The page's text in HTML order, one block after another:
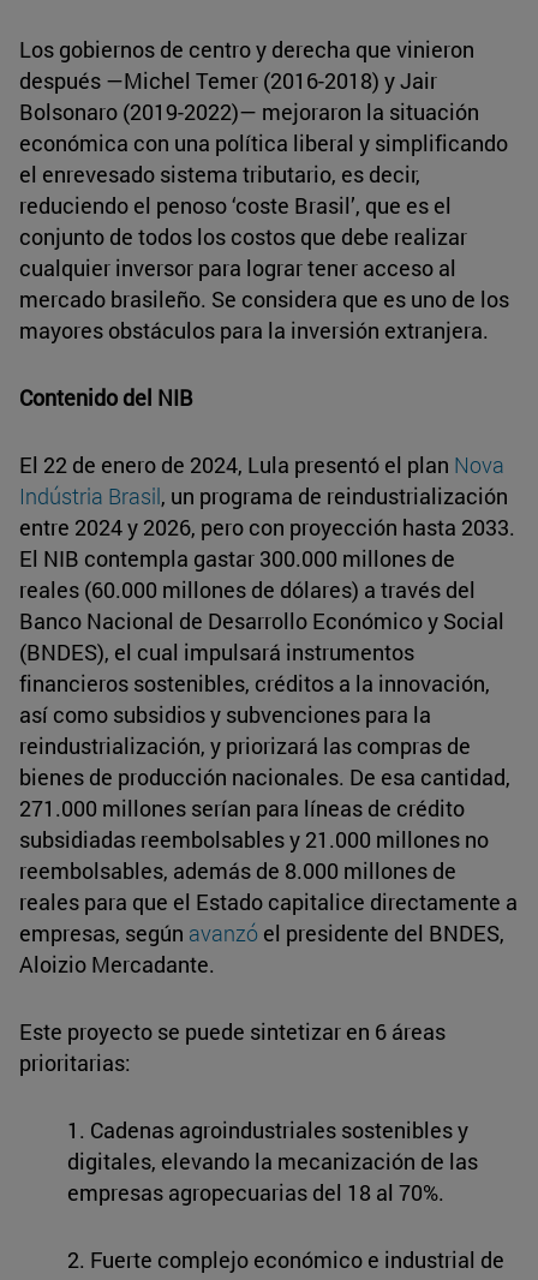
Los gobiernos de centro y derecha que vinieron
después —Michel Temer (2016-2018) y Jair
Bolsonaro (2019-2022)— mejoraron la situación
económica con una política liberal y simplificando
el enrevesado sistema tributario, es decir,
reduciendo el penoso ‘coste Brasil’, que es el
conjunto de todos los costos que debe realizar
cualquier inversor para lograr tener acceso al
mercado brasileño. Se considera que es uno de los
mayores obstáculos para la inversión extranjera.
Contenido del NIB
El 22 de enero de 2024, Lula presentó el plan Nova
Indústria Brasil, un programa de reindustrialización
entre 2024 y 2026, pero con proyección hasta 2033.
El NIB contempla gastar 300.000 millones de
reales (60.000 millones de dólares) a través del
Banco Nacional de Desarrollo Económico y Social
(BNDES), el cual impulsará instrumentos
financieros sostenibles, créditos a la innovación,
así como subsidios y subvenciones para la
reindustrialización, y priorizará las compras de
bienes de producción nacionales. De esa cantidad,
271.000 millones serían para líneas de crédito
subsidiadas reembolsables y 21.000 millones no
reembolsables, además de 8.000 millones de
reales para que el Estado capitalice directamente a
empresas, según avanzó el presidente del BNDES,
Aloizio Mercadante.
Este proyecto se puede sintetizar en 6 áreas
prioritarias:
1. Cadenas agroindustriales sostenibles y
digitales, elevando la mecanización de las
empresas agropecuarias del 18 al 70%.
2. Fuerte complejo económico e industrial de